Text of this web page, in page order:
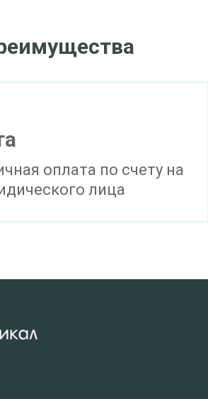
оплата по счету на
лица